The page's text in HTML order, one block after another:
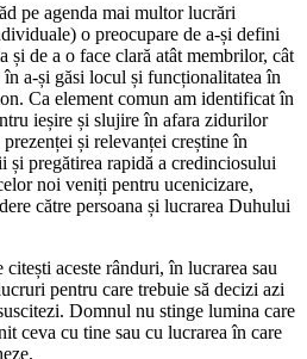
pe agenda mai multor lucrări
o preocupare de a-și defini
și de a o face clară atât membrilor, cât
a-și găsi locul și funcționalitatea în
Ca element comun am identificat în
ieșire și slujire în afara zidurilor
și relevanței creștine în
și pregătirea rapidă a credinciosului
noi veniți pentru ucenicizare,
către persoana și lucrarea Duhului
aceste rânduri, în lucrarea sau
pentru care trebuie să decizi azi
Domnul nu stinge lumina care
ceva cu tine sau cu lucrarea în care